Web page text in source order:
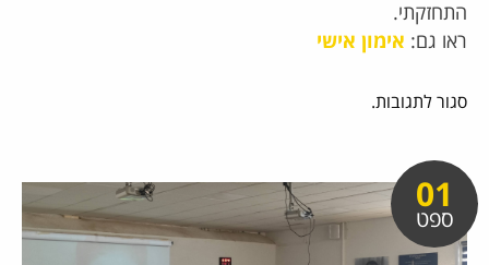
התחזקתי.
ראו גם: אימון אישי
סגור לתגובות.
01
ספט